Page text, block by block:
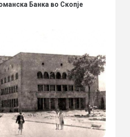
Банка во Скопје